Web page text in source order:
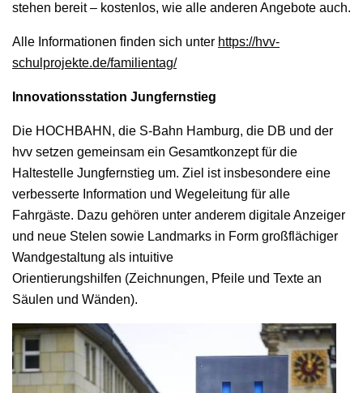
stehen bereit – kostenlos, wie alle anderen Angebote auch.
Alle Informationen finden sich unter https://hvv-
schulprojekte.de/familientag/
Innovationsstation Jungfernstieg
Die HOCHBAHN, die S-Bahn Hamburg, die DB und der
hvv setzen gemeinsam ein Gesamtkonzept für die
Haltestelle Jungfernstieg um. Ziel ist insbesondere eine
verbesserte Information und Wegeleitung für alle
Fahrgäste. Dazu gehören unter anderem digitale Anzeiger
und neue Stelen sowie Landmarks in Form großflächiger
Wandgestaltung als intuitive
Orientierungshilfen (Zeichnungen, Pfeile und Texte an
Säulen und Wänden).